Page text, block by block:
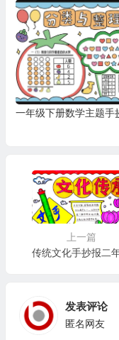
一年级下册数学主题手
上一篇
传统文化手抄报二
发表评论
匿名网友